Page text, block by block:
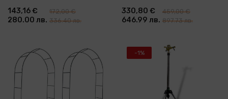
143,16 €
280.00 лв.
172,00 €
336.40 лв.
330,80 €
646.99 лв.
459,00 €
897.73 лв.
-1%